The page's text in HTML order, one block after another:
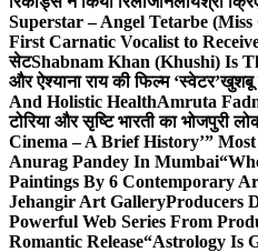
Superstar – Angel Tetarbe
First Carnatic Vocalist to
सेटShabnam Khan (Khushi) Is
और ऐश्याना राय की फिल्म ‘स्वेटर’खुशबू
And Holistic HealthAmruta
टोरिया और सृष्टि भारती का भोजपुरी
Cinema – A Brief History’”
Anurag Pandey In Mumbai
Paintings By 6 Contemporary
Jehangir Art GalleryProducers
Powerful Web Series From
Romantic Release“Astrology Is